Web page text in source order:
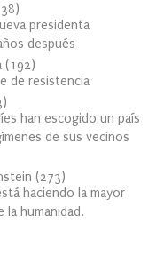
38)
presidenta
después
(192)
de resistencia
)
han escogido un país
de sus vecinos
(273)
haciendo la mayor
humanidad.